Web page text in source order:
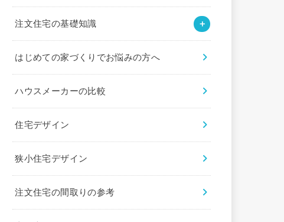
注文住宅の基礎知識
はじめての家づくりでお悩みの方へ
ハウスメーカーの比較
住宅デザイン
狭小住宅デザイン
注文住宅の間取りの参考